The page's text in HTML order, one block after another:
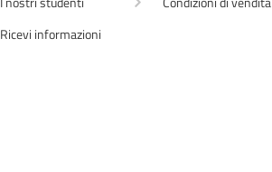
Ricevi informazioni